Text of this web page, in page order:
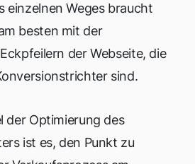
einzelnen Weges braucht
besten mit der
der Webseite, die
sind.
der Optimierung des
ist es, den Punkt zu